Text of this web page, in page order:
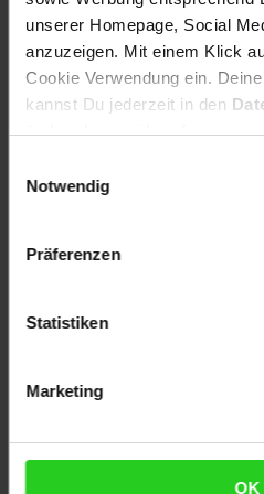
unserer Homepage, Social
anzuzeigen. Mit einem Klick
Cookie Verwendung ein.
kannst Du jederzeit in den
ändern bzw. widerrufen.
Notwendig
Präferenzen
Statistiken
Marketing
OK
Artikelnummer: 2203245000
EAN: 4251312934033
Artikel gehört zur Kategorie:
Versandinformationen
Herstellerinformationen
Fußzeile
Weitere Online-
Netto Reisen TV-